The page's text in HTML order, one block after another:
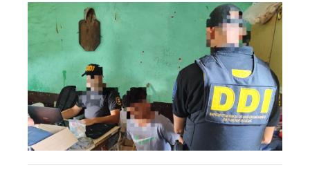
El
DIARIO
Balcarce
Inicio
Tendencia